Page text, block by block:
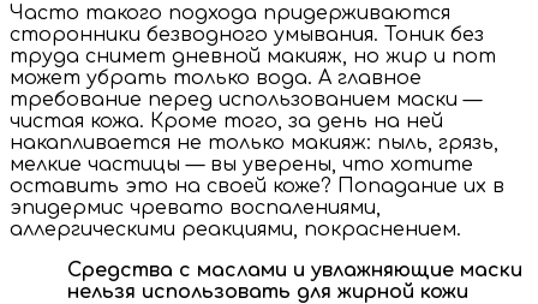
Часто такого подхода придерживаются
сторонники безводного умывания. Тоник без
труда снимет дневной макияж, но жир и пот
может убрать только вода. А главное
требование перед использованием маски —
чистая кожа. Кроме того, за день на ней
накапливается не только макияж: пыль, грязь,
мелкие частицы — вы уверены, что хотите
оставить это на своей коже? Попадание их в
эпидермис чревато воспалениями,
аллергическими реакциями, покраснением.
Средства с маслами и увлажняющие маски
нельзя использовать для жирной кожи